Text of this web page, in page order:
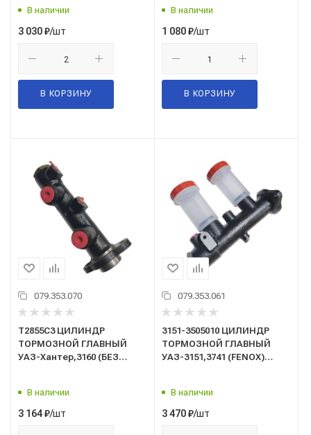
В наличии
3 030₽/шт
В КОРЗИНУ
В наличии
1 080₽/шт
В КОРЗИНУ
079.353.070
Т2855С3 ЦИЛИНДР
ТОРМОЗНОЙ ГЛАВНЫЙ
УАЗ-Хантер,3160 (БЕЗ
В наличии
3 164₽/шт
079.353.061
3151-3505010 ЦИЛИНДР
ТОРМОЗНОЙ ГЛАВНЫЙ
УАЗ-3151,3741 (FENOX)
В наличии
3 470₽/шт